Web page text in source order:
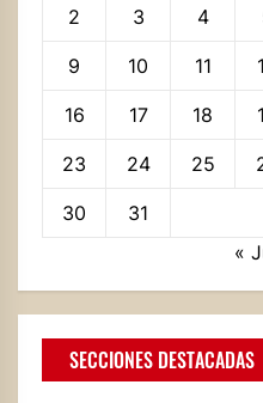
2 3 4
9 10 11
16 17 18
23 24 25
30
31
«
SECCIONES DESTACADAS